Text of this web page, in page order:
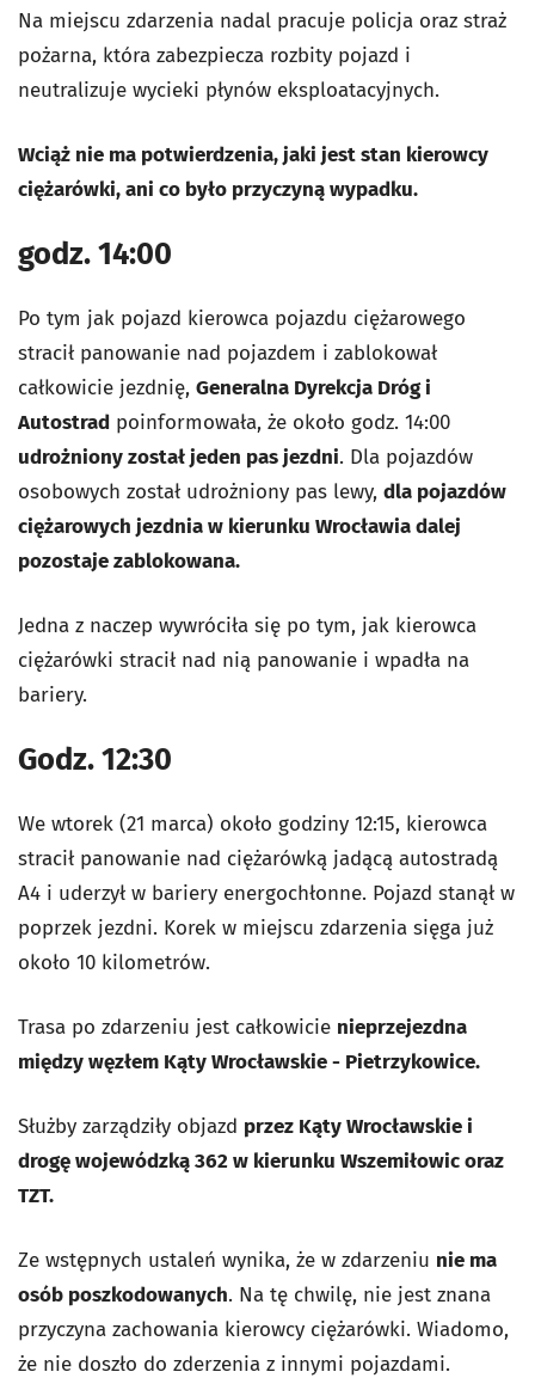
Na miejscu zdarzenia nadal pracuje policja oraz straż
pożarna, która zabezpiecza rozbity pojazd i
neutralizuje wycieki płynów eksploatacyjnych.
Wciąż nie ma potwierdzenia, jaki jest stan kierowcy
ciężarówki, ani co było przyczyną wypadku.
godz. 14:00
Po tym jak pojazd kierowca pojazdu ciężarowego
stracił panowanie nad pojazdem i zablokował
całkowicie jezdnię, Generalna Dyrekcja Dróg i
Autostrad poinformowała, że około godz. 14:00
udrożniony został jeden pas jezdni. Dla pojazdów
osobowych został udrożniony pas lewy, dla pojazdów
ciężarowych jezdnia w kierunku Wrocławia dalej
pozostaje zablokowana.
Jedna z naczep wywróciła się po tym, jak kierowca
ciężarówki stracił nad nią panowanie i wpadła na
bariery.
Godz. 12:30
We wtorek (21 marca) około godziny 12:15, kierowca
stracił panowanie nad ciężarówką jadącą autostradą
A4 i uderzył w bariery energochłonne. Pojazd stanął w
poprzek jezdni. Korek w miejscu zdarzenia sięga już
około 10 kilometrów.
Trasa po zdarzeniu jest całkowicie nieprzejezdna
między węzłem Kąty Wrocławskie - Pietrzykowice.
Służby zarządziły objazd przez Kąty Wrocławskie i
drogę wojewódzką 362 w kierunku Wszemiłowic oraz
TZT.
Ze wstępnych ustaleń wynika, że w zdarzeniu nie ma
osób poszkodowanych. Na tę chwilę, nie jest znana
przyczyna zachowania kierowcy ciężarówki. Wiadomo,
że nie doszło do zderzenia z innymi pojazdami.